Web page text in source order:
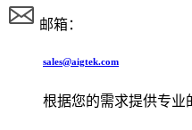
邮箱：
sales@aigtek.com
根据您的需求提供专业